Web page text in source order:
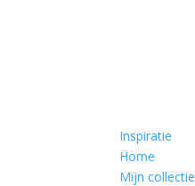
Inspiratie
Home
Mijn collectie